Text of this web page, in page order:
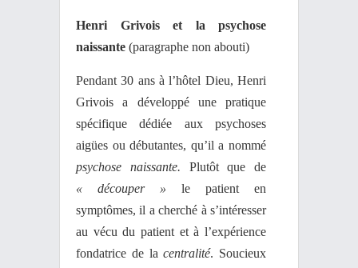
Henri Grivois et la psychose
naissante (paragraphe non abouti)
Pendant 30 ans à l’hôtel Dieu, Henri
Grivois a développé une pratique
spécifique dédiée aux psychoses
aigües ou débutantes, qu’il a nommé
psychose naissante. Plutôt que de
« découper » le patient en
symptômes, il a cherché à s’intéresser
au vécu du patient et à l’expérience
fondatrice de lacentralité. Soucieux